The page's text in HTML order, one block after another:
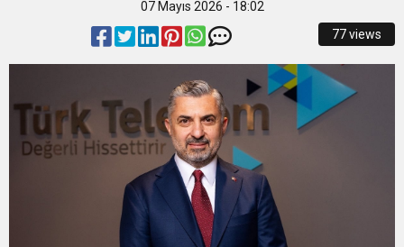
Hanım Stadı açıklaması: Süreç emin adımlarla
ilerliyor
Osmangazi’de Kaldırımlar İşgalden Temizlendi
0:37 SATRANÇTA BURSA BÜYÜKŞEHİR FARKI
Başkan Tugay, Kazakistan’da İzmir için yeni iş
birliklerinin kapısını araladı
Nilüfer’de kaldırımlar temizlendi
07 Mayıs 2026 - 18:02
77 views